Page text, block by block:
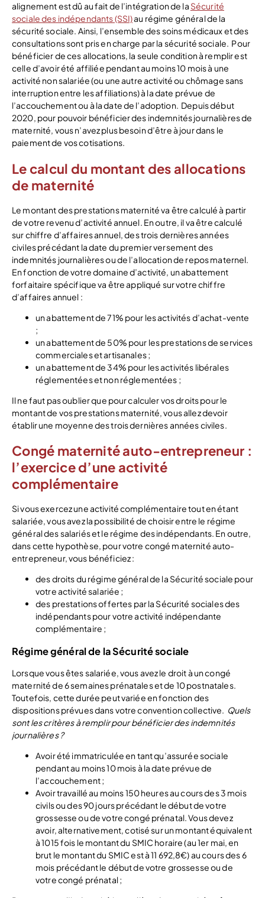
alignement est dû au fait de l’intégration de la Sécurité
sociale des indépendants (SSI)au régime général de la
sécurité sociale. Ainsi, l’ensemble des soins médicaux et des
consultations sont pris en charge par la sécurité sociale. Pour
bénéficier de ces allocations, la seule condition à remplir est
celle d’avoir été affiliée pendant au moins 10 mois à une
activité non salariée (ou une autre activité ou chômage sans
interruption entre les affiliations) à la date prévue de
l’accouchement ou à la date de l’adoption. Depuis début
2020, pour pouvoir bénéficier des indemnités journalières de
maternité, vous n’avez plus besoin d’être à jour dans le
paiement de vos cotisations.
Le calcul du montant des allocations
de maternité
Le montant des prestations maternité va être calculé à partir
de votre revenu d’activité annuel. En outre, il va être calculé
sur chiffre d’affaires annuel, des trois dernières années
civiles précédant la date du premier versement des
indemnités journalières ou de l’allocation de repos maternel.
En fonction de votre domaine d’activité, un abattement
forfaitaire spécifique va être appliqué sur votre chiffre
d’affaires annuel :
un abattement de 71% pour les activités d’achat-vente
;
un abattement de 50% pour les prestations de services
commerciales et artisanales ;
un abattement de 34% pour les activités libérales
réglementées et non réglementées ;
Il ne faut pas oublier que pour calculer vos droits pour le
montant de vos prestations maternité, vous allez devoir
établir une moyenne des trois dernières années civiles.
Congé maternité auto-entrepreneur :
l’exercice d’une activité
complémentaire
Si vous exercez une activité complémentaire tout en étant
salariée, vous avez la possibilité de choisir entre le régime
général des salariés et le régime des indépendants. En outre,
dans cette hypothèse, pour votre congé maternité auto-
entrepreneur, vous bénéficiez :
des droits du régime général de la Sécurité sociale pour
votre activité salariée ;
des prestations offertes par la Sécurité sociales des
indépendants pour votre activité indépendante
complémentaire ;
Régime général de la Sécurité sociale
Lorsque vous êtes salariée, vous avez le droit à un congé
maternité de 6 semaines prénatales et de 10 postnatales.
Toutefois, cette durée peut variée en fonction des
dispositions prévues dans votre convention collective. Quels
sont les critères à remplir pour bénéficier des indemnités
journalières ?
Avoir été immatriculée en tant qu’assurée sociale
pendant au moins 10 mois à la date prévue de
l’accouchement ;
Avoir travaillé au moins 150 heures au cours des 3 mois
civils ou des 90 jours précédant le début de votre
grossesse ou de votre congé prénatal. Vous devez
avoir, alternativement, cotisé sur un montant équivalent
à 1015 fois le montant du SMIC horaire (au 1er mai, en
brut le montant du SMIC est à 11 692,8€) au cours des 6
mois précédant le début de votre grossesse ou de
votre congé prénatal ;